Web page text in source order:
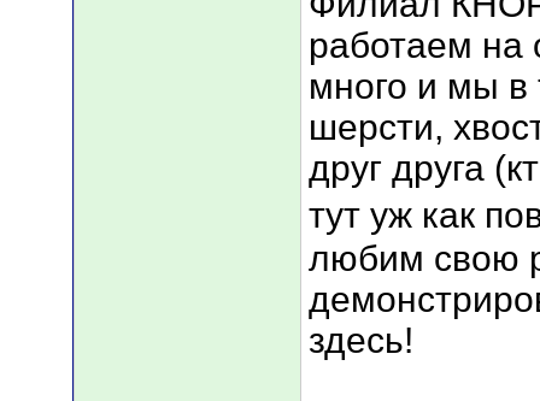
работаем на
много и мы в
шерсти,
друг друга
тут уж как
любим свою
здесь!